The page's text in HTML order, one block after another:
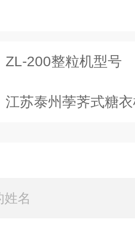
ZL-200整粒机型号
江苏泰州荸荠式糖